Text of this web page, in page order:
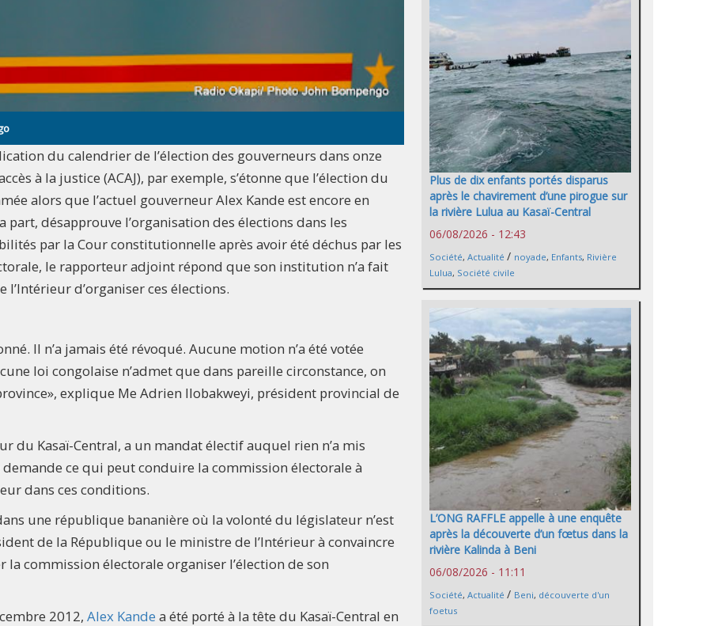
du calendrier de l’élection des gouverneurs dans onze
à la justice (ACAJ), par exemple, s’étonne que l’élection du
alors que l’actuel gouverneur Alex Kande est encore en
désapprouve l’organisation des élections dans les
par la Cour constitutionnelle après avoir été déchus par les
le rapporteur adjoint répond que son institution n’a fait
d’organiser ces élections.
Il n’a jamais été révoqué. Aucune motion n’a été votée
loi congolaise n’admet que dans pareille circonstance, on
explique Me Adrien Ilobakweyi, président provincial de
du Kasaï-Central, a un mandat électif auquel rien n’a mis
ce qui peut conduire la commission électorale à
dans ces conditions.
une république bananière où la volonté du législateur n’est
de la République ou le ministre de l’Intérieur à convaincre
la commission électorale organiser l’élection de son
2012, Alex Kande a été porté à la tête du Kasaï-Central en
Plus de dix enfants portés disparus
après le chavirement d’une pirogue sur
la rivière Lulua au Kasaï-Central
06/08/2026 - 12:43
Société, Actualité / noyade, Enfants, Rivière
Lulua, Société civile
L’ONG RAFFLE appelle à une enquête
après la découverte d’un fœtus dans la
rivière Kalinda à Beni
06/08/2026 - 11:11
Société, Actualité / Beni, découverte d'un
foetus